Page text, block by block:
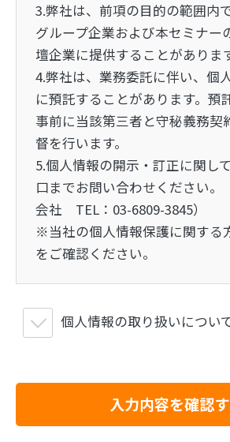
3.弊社は、前項の目的の範囲内
グループ企業および本セミナー
壇企業に提供することがありま
4.弊社は、業務委託に伴い、個
に預託することがあります。預
事前に当該第三者と守秘義務契
督を行います。
5.個人情報の開示・訂正に関し
口までお問い合わせください。
会社 TEL：03-6809-3845）
※当社の個人情報保護に関する
をご確認ください。
個人情報の取り扱いについ
入力内容を確認